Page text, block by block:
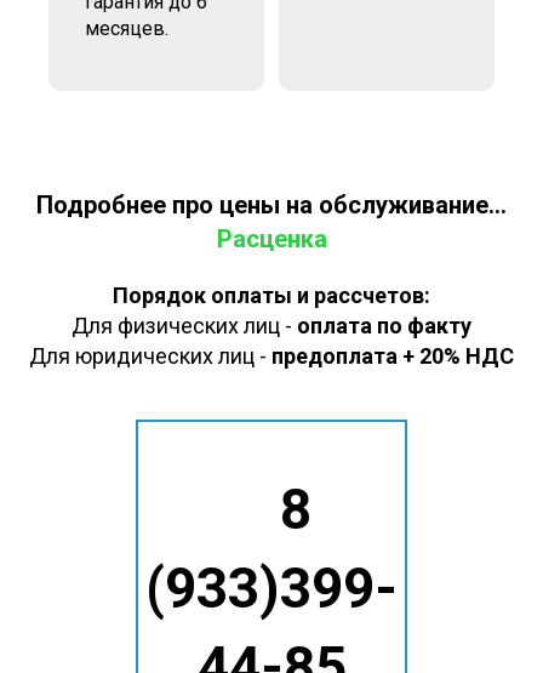
месяцев.
Подробнее про цены на обслуживание...
Расценка
Порядок оплаты и рассчетов:
Для физических лиц - оплата по факту
Для юридических лиц - предоплата + 20% НДС
8
(933)399-